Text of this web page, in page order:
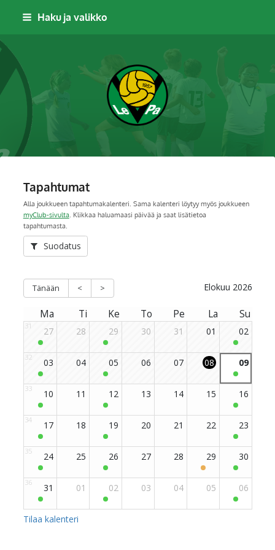
Haku ja valikko
Leppävaaran Pallo
Tapahtumat
Alla joukkueen tapahtumakalenteri. Sama kalenteri löytyy myös joukkueen
myClub-sivulta. Klikkaa haluamaasi päivää ja saat lisätietoa
tapahtumasta.